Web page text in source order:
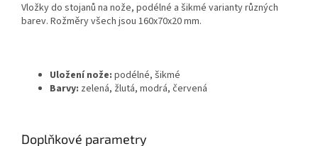
Vložky do stojanů na nože, podélné a šikmé varianty různých
barev. Rožměry všech jsou 160x70x20 mm.
Uložení nože: podélné, šikmé
Barvy: zelená, žlutá, modrá, červená
Doplňkové parametry